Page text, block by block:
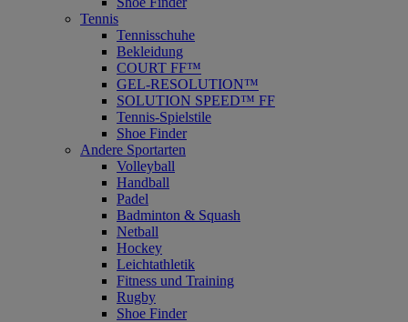
Tennis
Tennisschuhe
Bekleidung
COURT FF™
GEL-RESOLUTION™
SOLUTION SPEED™ FF
Tennis-Spielstile
Shoe Finder
Andere Sportarten
Volleyball
Handball
Padel
Badminton & Squash
Netball
Hockey
Leichtathletik
Fitness und Training
Rugby
Shoe Finder